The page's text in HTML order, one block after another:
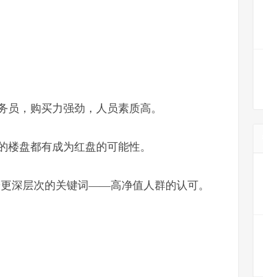
，购买力强劲，人员素质高。
盘都有成为红盘的可能性。
深层次的关键词——高净值人群的认可。